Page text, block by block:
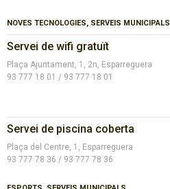
NOVES TECNOLOGIES, SERVEIS MUNICIPALS
Servei de wifi gratuït
Plaça Ajuntament, 1, 2n, Esparreguera
93 777 18 01 / 93 777 18 01
Servei de piscina coberta
Plaça del Centre, 1, Esparreguera
93 777 78 36 / 93 777 78 36